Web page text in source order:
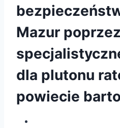
Mazur
dla plutonu
powiecie